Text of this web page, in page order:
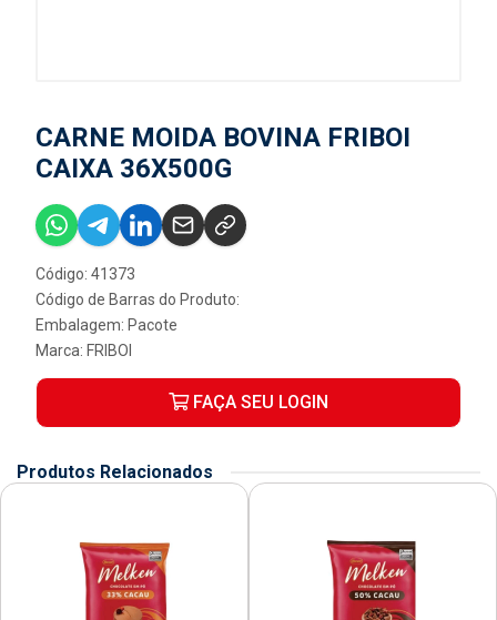
CARNE MOIDA BOVINA FRIBOI
CAIXA 36X500G
Código: 41373
Código de Barras do Produto:
Embalagem: Pacote
Marca: FRIBOI
FAÇA SEU LOGIN
Produtos Relacionados